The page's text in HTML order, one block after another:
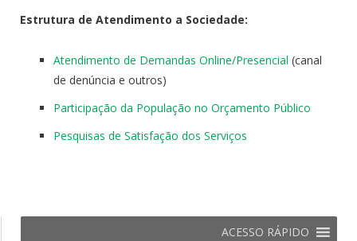
Estrutura de Atendimento a Sociedade:
Atendimento de Demandas Online/Presencial (canal
de denúncia e outros)
Participação da População no Orçamento Público
Pesquisas de Satisfação dos Serviços
ACESSO RÁPIDO